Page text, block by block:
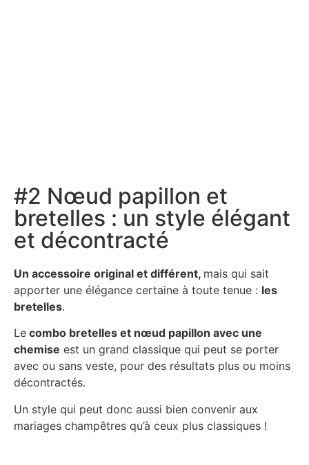
#2 Nœud papillon et
bretelles : un style élégant
et décontracté
Un accessoire original et différent, mais qui sait
apporter une élégance certaine à toute tenue : les
bretelles.
Le combo bretelles et nœud papillon avec une
chemise est un grand classique qui peut se porter
avec ou sans veste, pour des résultats plus ou moins
décontractés.
Un style qui peut donc aussi bien convenir aux
mariages champêtres qu’à ceux plus classiques !